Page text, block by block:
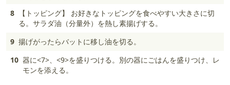
8
【トッピング】 お好きなトッピングを食べやすい大きさに切
る。サラダ油（分量外）を熱し素揚げする。
9 揚げがったらバットに移し油を切る。
10 器に<7>、<9>を盛りつける。別の器にごはんを盛りつけ、レ
モンを添える。